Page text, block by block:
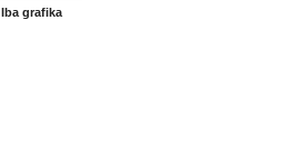
Iba grafika